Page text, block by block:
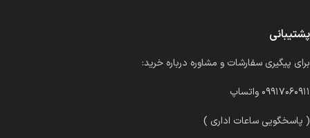
پشتیبانی
برای پیگیری سفارشات و مشاوره درباره خرید:
۰۹۹۱۷۰۶۰۹۱۱ واتساپ
( پاسخگویی ساعات اداری )